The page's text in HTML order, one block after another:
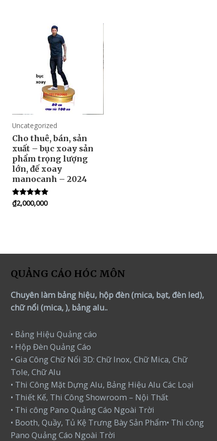
Uncategorized
Cho thuê, bán, sản
xuất – bục xoay sản
phẩm trọng lượng
lớn, đế xoay
manocanh – 2024
Rated
5.00
₫2,000,000
QUẢNG CÁO HÓC MÔN
Chuyên làm bảng hiệu, hộp đèn (mica, bạt, đèn led),
chữ nổi (mica, ), bảng alu..
• Bảng Hiệu Quảng cáo
• Hộp Đèn Quảng Cáo
• Gia Công Chữ Nổi 3D: Chữ Inox, Chữ Mica, Chữ
Tole, Chữ Alu
• Thi Công Mặt Dựng Alu, Bảng Hiệu Alu Các Loại
• Thiết Kế, Thi Công Showroom – Nội Thất
• Thi công Pano Quảng Cáo Ngoài Trời
• Booth, Quầy, Tủ Kệ Trưng Bày Sản Phẩm• Thi công
Pano Quảng Cáo Ngoài Trời